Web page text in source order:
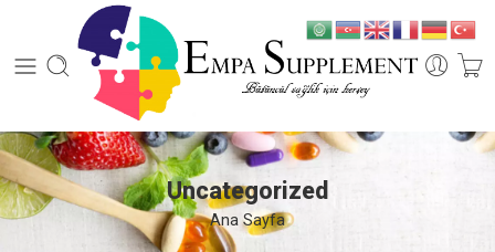
Uncategorized
Ana Sayfa